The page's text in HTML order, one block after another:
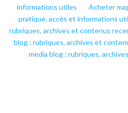
informations utiles
Acheter
pratique, accès et informations
rubriques, archives et contenus
blog : rubriques, archives et
media blog : rubriques,